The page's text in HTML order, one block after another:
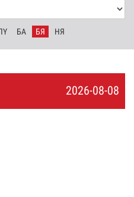
БА БЯ НЯ
2026-08-08